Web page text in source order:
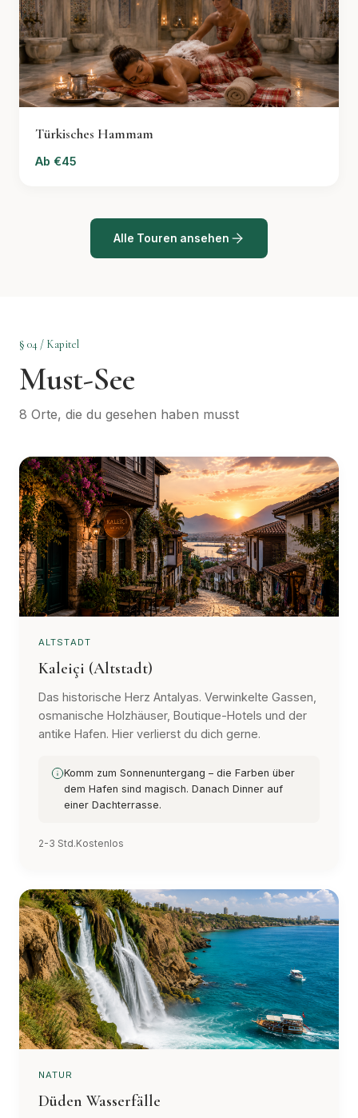
Türkisches Hammam
Ab €45
Alle Touren ansehen
§ 04 / Kapitel
Must-See
8 Orte, die du gesehen haben musst
ALTSTADT
Kaleiçi (Altstadt)
Das historische Herz Antalyas. Verwinkelte Gassen,
osmanische Holzhäuser, Boutique-Hotels und der
antike Hafen. Hier verlierst du dich gerne.
Komm zum Sonnenuntergang – die Farben über
dem Hafen sind magisch. Danach Dinner auf
einer Dachterrasse.
2-3 Std.Kostenlos
NATUR
Düden Wasserfälle